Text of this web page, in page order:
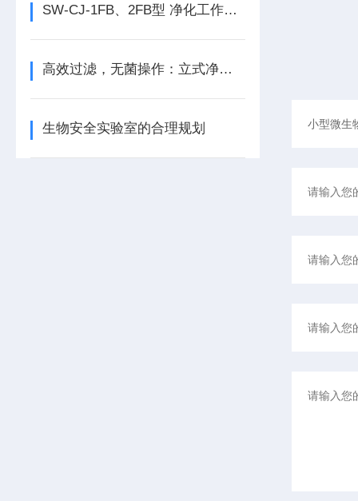
SW-CJ-1FB、2FB型 净化工作台使用维修说明书
高效过滤，无菌操作：立式净化工作台
生物安全实验室的合理规划